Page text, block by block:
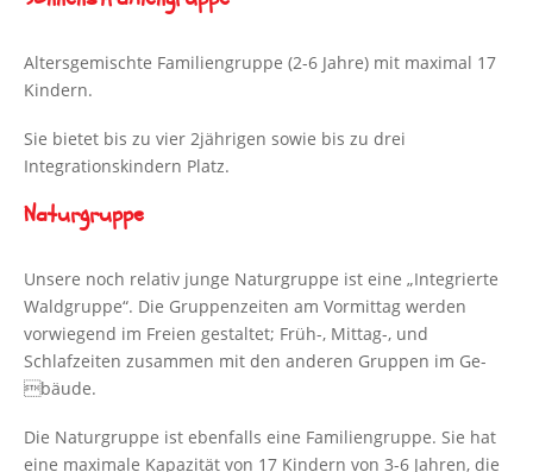
Altersgemischte Familiengruppe (2-6 Jahre) mit maximal 17
Kindern.
Sie bietet bis zu vier 2jährigen sowie bis zu drei
Integrationskindern Platz.
Naturgruppe
Unsere noch relativ junge Naturgruppe ist eine „Integrierte
Waldgruppe“. Die Gruppenzeiten am Vormittag werden
vorwiegend im Freien gestaltet; Früh-, Mittag-, und
Schlafzeiten zusammen mit den anderen Gruppen im Ge-
bäude.
Die Naturgruppe ist ebenfalls eine Familiengruppe. Sie hat
eine maximale Kapazität von 17 Kindern von 3-6 Jahren, die